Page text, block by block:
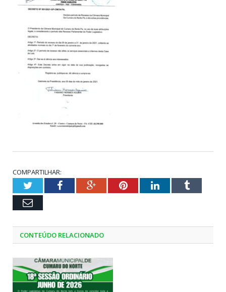
COMPARTILHAR:
TwitterFacebookGoogle+PinterestLinkedInTumblr
Email
CONTEÚDO RELACIONADO